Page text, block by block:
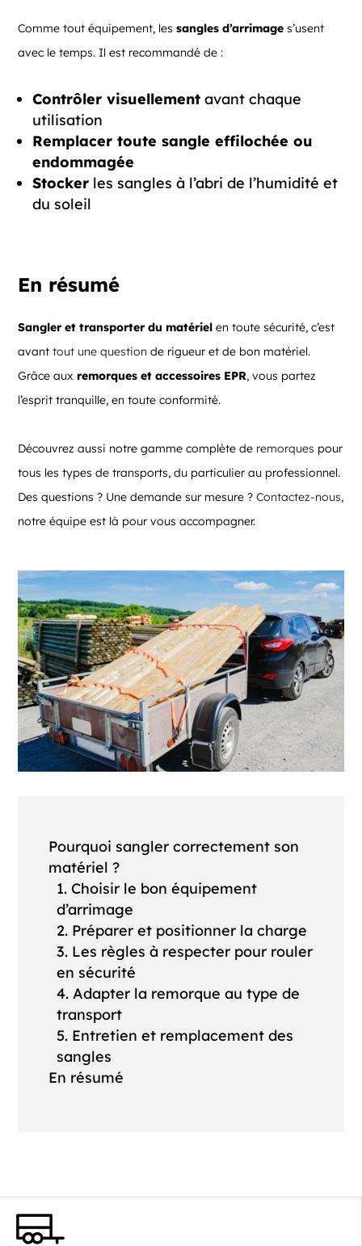
Comme tout équipement, lessangles d’arrimage s’usent
avec le temps. Il est recommandé de :
Contrôler visuellement avant chaque
utilisation
Remplacer toute sangle effilochée ou
endommagée
Stocker les sangles à l’abri de l’humidité et
du soleil
En résumé
Sangler et transporter du matériel en toute sécurité, c’est
avanttout une question de rigueur et de bon matériel.
Grâce aux remorques et accessoires EPR, vous partez
l’esprit tranquille, en toute conformité.
Découvrez aussi notre gamme complète de remorques pour
tous les types de transports, du particulier au professionnel.
Des questions ? Une demande sur mesure ?Contactez-nous,
notre équipe est là pour vous accompagner.
Pourquoi sangler correctement son
matériel ?
1. Choisir le bon équipement
d’arrimage
2. Préparer et positionner la charge
3. Les règles à respecter pour rouler
en sécurité
4. Adapter la remorque au type de
transport
5. Entretien et remplacement des
sangles
En résumé